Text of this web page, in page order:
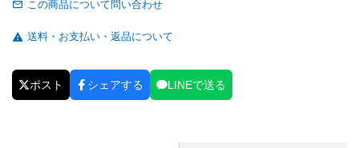
この商品について問い合わせ
送料・お支払い・返品について
ポスト シェアする LINEで送る